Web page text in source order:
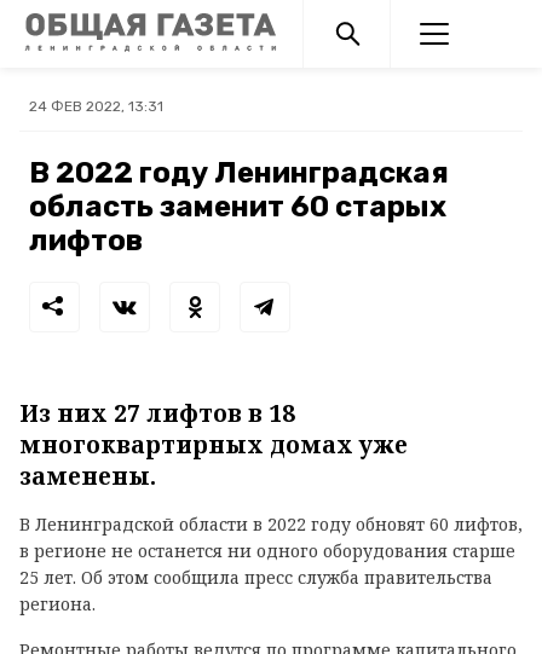
24 ФЕВ 2022, 13:31
В 2022 году Ленинградская
область заменит 60 старых
лифтов
Из них 27 лифтов в 18
многоквартирных домах уже
заменены.
В Ленинградской области в 2022 году обновят 60 лифтов,
в регионе не останется ни одного оборудования старше
25 лет. Об этом сообщила пресс служба правительства
региона.